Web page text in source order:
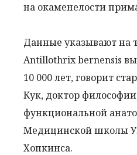
на окаменелости
Данные указывают на
Antillothrix bernensis
10 000 лет, говорит
Кук, доктор
функциональной
Медицинской школы
Хопкинса.